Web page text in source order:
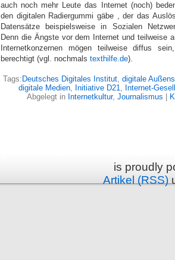
auch noch mehr Leute das Internet (noch)
den digitalen Radiergummi gäbe , der das
Datensätze beispielsweise in Sozialen
Denn die Ängste vor dem Internet und teilweise
Internetkonzernen mögen teilweise diffus
berechtigt (vgl. nochmals texthilfe.de).
Tags: Deutsches Digitales Institut, digitale
digitale Medien, Initiative D21, Internet-
Abgelegt in Internetkultur, Journalismus
is proudly
Artikel (RSS)